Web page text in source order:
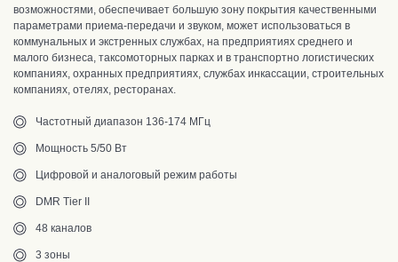
возможностями, обеспечивает большую зону покрытия качественными
параметрами приема-передачи и звуком, может использоваться в
коммунальных и экстренных службах, на предприятиях среднего и
малого бизнеса, таксомоторных парках и в транспортно логистических
компаниях, охранных предприятиях, службах инкассации, строительных
компаниях, отелях, ресторанах.
Частотный диапазон 136-174 МГц
Мощность 5/50 Вт
Цифровой и аналоговый режим работы
DMR Tier II
48 каналов
3 зоны